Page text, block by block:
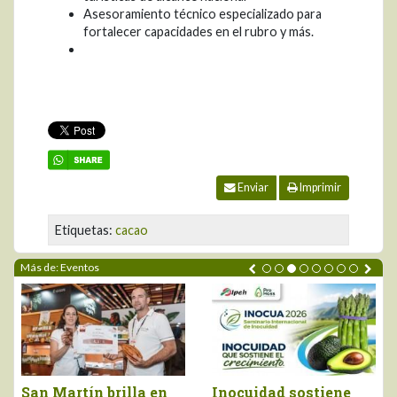
Asesoramiento técnico especializado para
fortalecer capacidades en el rubro y más.
Enviar Imprimir
Etiquetas: cacao
Más de: Eventos
en
Inocuidad sostiene
Piura brilló en el